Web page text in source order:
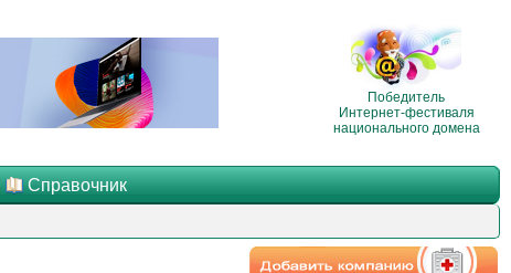
Победитель
Интернет-фестиваля
национального домена
Справочник